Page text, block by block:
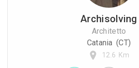
Archisolving
Architetto
Catania (CT)
12.6 Km